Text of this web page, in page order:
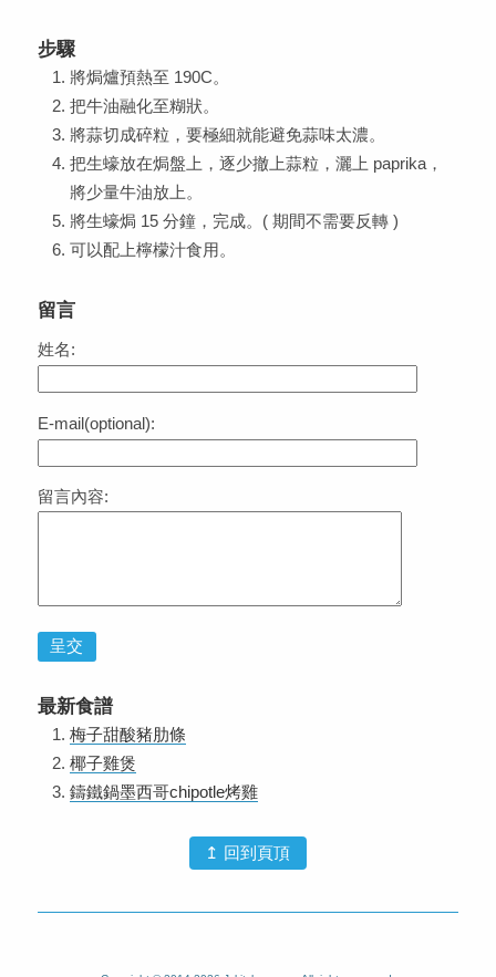
步驟
將焗爐預熱至 190C。
把牛油融化至糊狀。
將蒜切成碎粒，要極細就能避免蒜味太濃。
把生蠔放在焗盤上，逐少撤上蒜粒，灑上 paprika，
將少量牛油放上。
將生蠔焗 15 分鐘，完成。( 期間不需要反轉 )
可以配上檸檬汁食用。
留言
姓名:
E-mail(optional):
留言內容:
呈交
最新食譜
梅子甜酸豬肋條
椰子雞煲
鑄鐵鍋墨西哥chipotle烤雞
↥ 回到頁頂